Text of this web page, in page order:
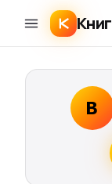
Книг
В